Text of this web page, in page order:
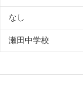
なし
瀬田中学校